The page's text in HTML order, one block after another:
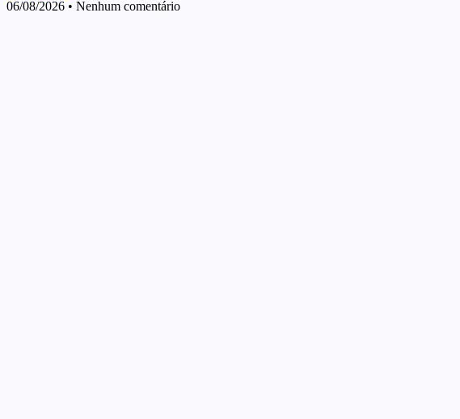
06/08/2026
Nenhum comentário